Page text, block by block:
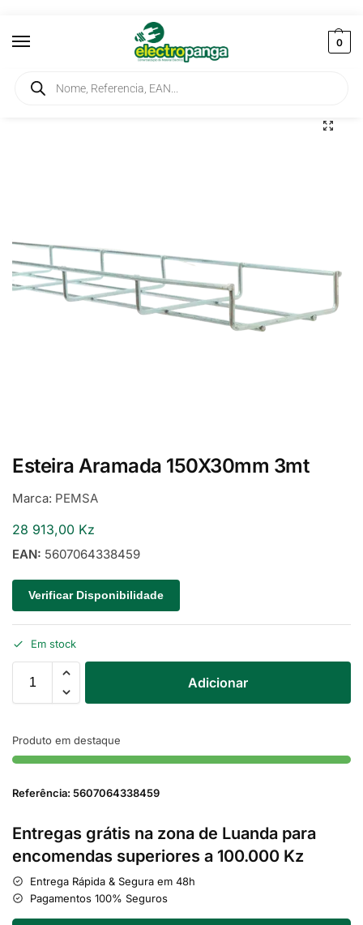
0
Início / Instalação / Caminhos de Cabo
Esteira Aramada 150X30mm 3mt
Marca: PEMSA
28 913,00 Kz
EAN: 5607064338459
Verificar Disponibilidade
Em stock
Adicionar
Produto em destaque
Referência: 5607064338459
Entregas grátis na zona de Luanda para
encomendas superiores a 100.000 Kz
Entrega Rápida & Segura em 48h
Pagamentos 100% Seguros